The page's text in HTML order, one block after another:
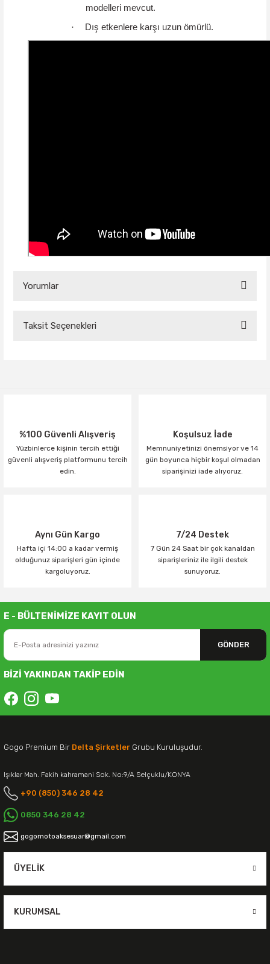
modelleri mevcut.
·
Dış etkenlere karşı uzun ömürlü.
Yorumlar
Taksit Seçenekleri
%100 Güvenli Alışveriş
Yüzbinlerce kişinin tercih ettiği
güvenli alışveriş platformunu tercih
edin.
Koşulsuz İade
Memnuniyetinizi önemsiyor ve 14
gün boyunca hiçbir koşul olmadan
siparişinizi iade alıyoruz.
Aynı Gün Kargo
Hafta içi 14:00 a kadar vermiş
olduğunuz siparişleri gün içinde
kargoluyoruz.
7/24 Destek
7 Gün 24 Saat bir çok kanaldan
siparişleriniz ile ilgili destek
sunuyoruz.
E - BÜLTENİMİZE KAYIT OLUN
GÖNDER
BİZİ YAKINDAN TAKİP EDİN
Gogo Premium Bir Delta Şirketler Grubu Kuruluşudur.
Işıklar Mah. Fakih kahramani Sok. No:9/A Selçuklu/KONYA
+90 (850) 346 28 42
0850 346 28 42
gogomotoaksesuar@gmail.com
ÜYELIK
KURUMSAL